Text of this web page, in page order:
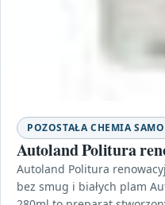
POZOSTAŁA CHEMIA
Autoland Politura
Autoland Politura
bez smug i białych plam